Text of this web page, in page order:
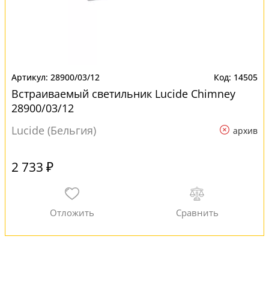
28900/03/12 14505
Встраиваемый светильник Lucide Chimney
28900/03/12
Lucide (Бельгия)
архив
2 733 ₽